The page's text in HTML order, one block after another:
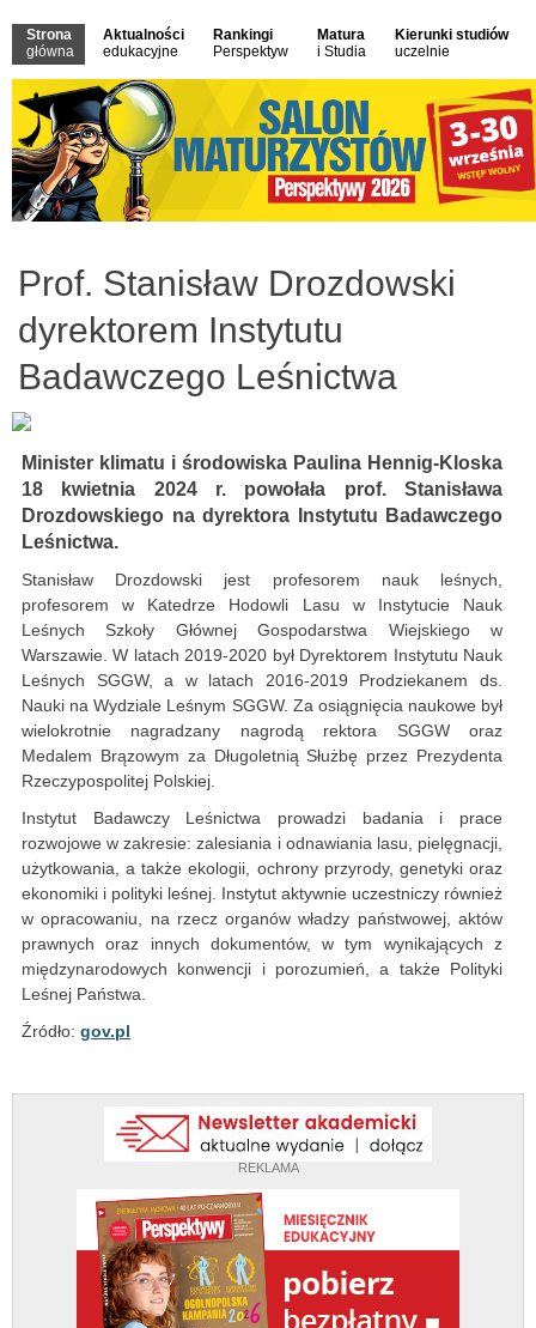
Strona
główna
Aktualności
edukacyjne
Rankingi
Perspektyw
Matura
i Studia
Kierunki studiów
uczelnie
REKLAMA
Prof. Stanisław Drozdowski
dyrektorem Instytutu
Badawczego Leśnictwa
Minister klimatu i środowiska Paulina Hennig-Kloska
18 kwietnia 2024 r. powołała prof. Stanisława
Drozdowskiego na dyrektora Instytutu Badawczego
Leśnictwa.
Stanisław Drozdowski jest profesorem nauk leśnych,
profesorem w Katedrze Hodowli Lasu w Instytucie Nauk
Leśnych Szkoły Głównej Gospodarstwa Wiejskiego w
Warszawie. W latach 2019-2020 był Dyrektorem Instytutu Nauk
Leśnych SGGW, a w latach 2016-2019 Prodziekanem ds.
Nauki na Wydziale Leśnym SGGW. Za osiągnięcia naukowe był
wielokrotnie nagradzany nagrodą rektora SGGW oraz
Medalem Brązowym za Długoletnią Służbę przez Prezydenta
Rzeczypospolitej Polskiej.
Instytut Badawczy Leśnictwa prowadzi badania i prace
rozwojowe w zakresie: zalesiania i odnawiania lasu, pielęgnacji,
użytkowania, a także ekologii, ochrony przyrody, genetyki oraz
ekonomiki i polityki leśnej. Instytut aktywnie uczestniczy również
w opracowaniu, na rzecz organów władzy państwowej, aktów
prawnych oraz innych dokumentów, w tym wynikających z
międzynarodowych konwencji i porozumień, a także Polityki
Leśnej Państwa.
Źródło: gov.pl